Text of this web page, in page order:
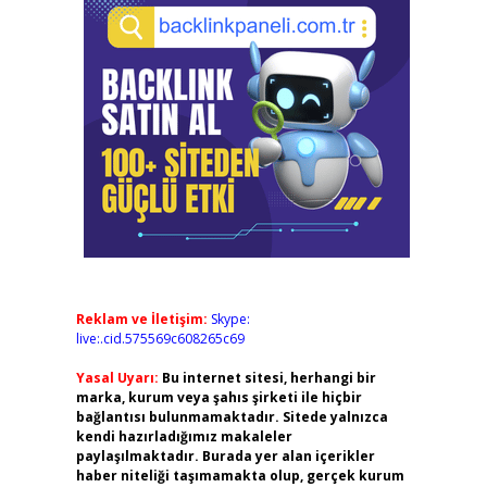
Reklam ve İletişim: Skype:
live:.cid.575569c608265c69
Yasal Uyarı: Bu internet sitesi, herhangi bir
marka, kurum veya şahıs şirketi ile hiçbir
bağlantısı bulunmamaktadır. Sitede yalnızca
kendi hazırladığımız makaleler
paylaşılmaktadır. Burada yer alan içerikler
haber niteliği taşımamakta olup, gerçek kurum